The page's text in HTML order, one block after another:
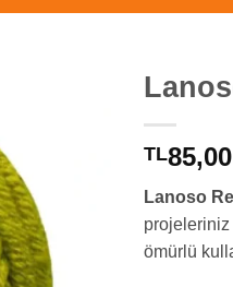
TL85,00
Lanoso
projeleriniz
ömürlü